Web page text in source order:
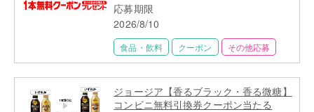
応募期限
2026/8/10
食品・飲料 クーポン その他応募
ジョージア【香るブラック・香る微糖】
コンビニ無料引換券クーポン当たる